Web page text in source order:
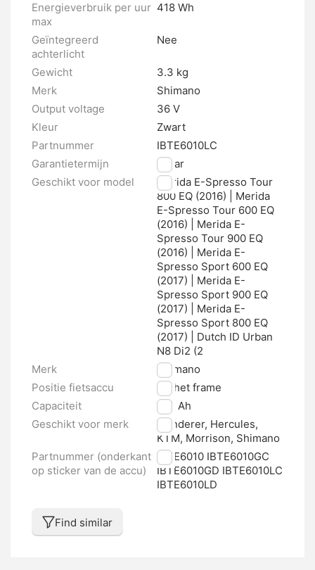
Energieverbruik per uur
max
418 Wh
Geïntegreerd
achterlicht
Nee
Gewicht
3.3 kg
Merk
Shimano
Output voltage
36 V
Kleur
Zwart
Partnummer
IBTE6010LC
Garantietermijn
2 jaar
Geschikt voor model
Merida E-Spresso Tour
800 EQ (2016) | Merida
E-Spresso Tour 600 EQ
(2016) | Merida E-
Spresso Tour 900 EQ
(2016) | Merida E-
Spresso Sport 600 EQ
(2017) | Merida E-
Spresso Sport 900 EQ
(2017) | Merida E-
Spresso Sport 800 EQ
(2017) | Dutch ID Urban
N8 Di2 (2
Merk
Shimano
Positie fietsaccu
Op het frame
Capaciteit
11.6 Ah
Geschikt voor merk
Wanderer, Hercules,
KTM, Morrison, Shimano
Partnummer (onderkant
op sticker van de accu)
IBTE6010 IBTE6010GC
IBTE6010GD IBTE6010LC
IBTE6010LD
Find similar